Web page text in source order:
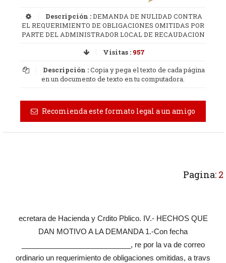
Descripción :DEMANDA DE NULIDAD CONTRA
EL REQUERIMIENTO DE OBLIGACIONES OMITIDAS POR
PARTE DEL ADMINISTRADOR LOCAL DE RECAUDACION
Visitas : 957
Descripción :Copia y pega el texto de cada página
en un documento de texto en tu computadora.
Recomienda este formato legal a un amigo
Pagina: 2
ecretara de Hacienda y Crdito Pblico. IV.- HECHOS QUE
DAN MOTIVO A LA DEMANDA 1.-Con fecha
___________________________, re por la va de correo
ordinario un requerimiento de obligaciones omitidas, a travs